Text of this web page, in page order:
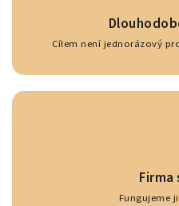
Cílem není jednorázový
Fungujeme